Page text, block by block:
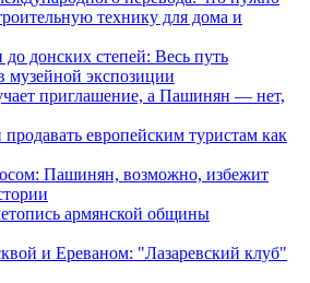
технику для дома и
донских степей: Весь путь
музейной экспозиции
приглашение, а Пашинян — нет,
европейским туристам как
Пашинян, возможно, избежит
армянской общины
и Ереваном: "Лазаревский клуб"